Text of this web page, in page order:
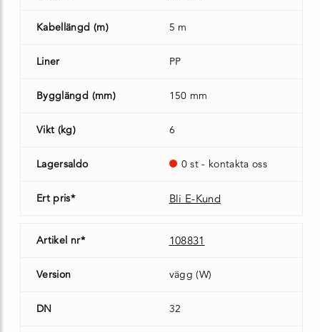
Kabellängd (m) 5 m
Liner PP
Bygglängd (mm) 150 mm
Vikt (kg) 6
Lagersaldo 0 st - kontakta oss
Ert pris* Bli E-Kund
Artikel nr* 108831
Version vägg (W)
DN 32